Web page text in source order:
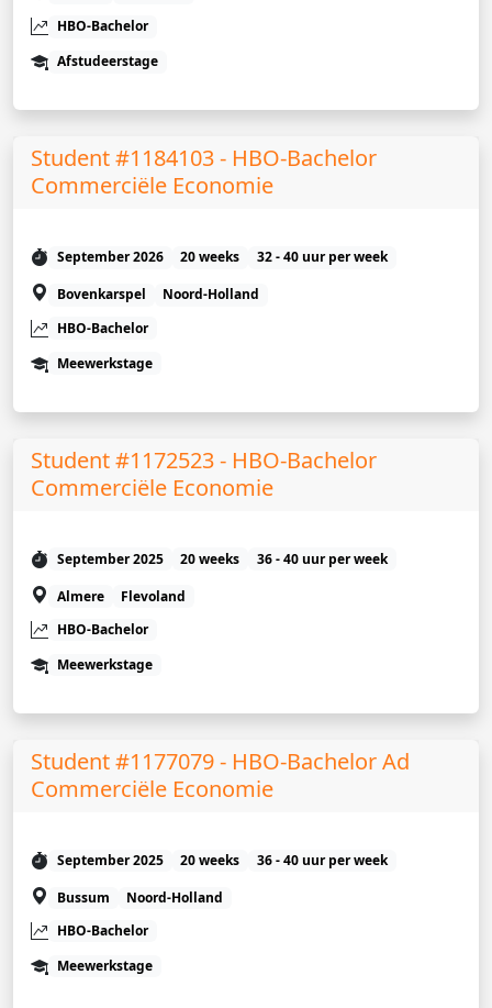
HBO-Bachelor
Afstudeerstage
Student #1184103 - HBO-Bachelor
Commerciële Economie
September 2026 20 weeks
32 - 40 uur per week
Bovenkarspel
Noord-Holland
HBO-Bachelor
Meewerkstage
Student #1172523 - HBO-Bachelor
Commerciële Economie
September 2025 20 weeks
36 - 40 uur per week
Almere
Flevoland
HBO-Bachelor
Meewerkstage
Student #1177079 - HBO-Bachelor Ad
Commerciële Economie
September 2025 20 weeks
36 - 40 uur per week
Bussum
Noord-Holland
HBO-Bachelor
Meewerkstage